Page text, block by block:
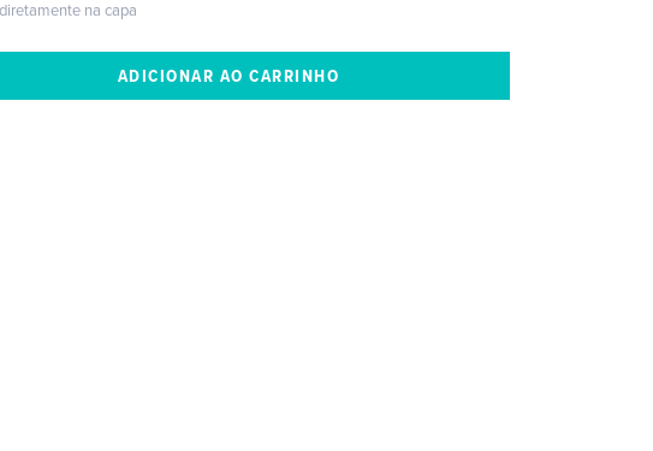
diretamente na capa